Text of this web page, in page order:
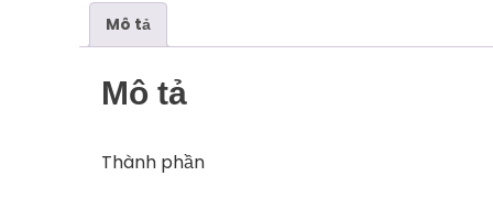
Mô tả
Mô tả
Thành phần